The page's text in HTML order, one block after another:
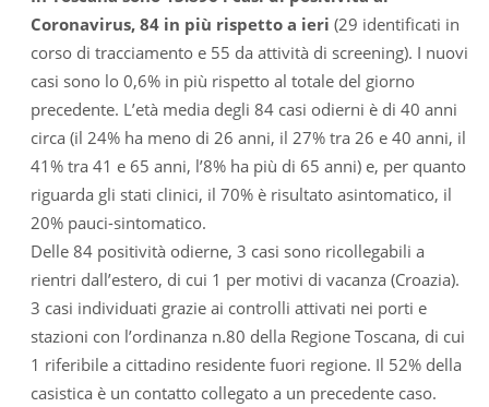
Coronavirus, 84 in più rispetto a ieri (29 identificati in
corso di tracciamento e 55 da attività di screening). I nuovi
casi sono lo 0,6% in più rispetto al totale del giorno
precedente. L’età media degli 84 casi odierni è di 40 anni
circa (il 24% ha meno di 26 anni, il 27% tra 26 e 40 anni, il
41% tra 41 e 65 anni, l’8% ha più di 65 anni) e, per quanto
riguarda gli stati clinici, il 70% è risultato asintomatico, il
20% pauci-sintomatico.
Delle 84 positività odierne, 3 casi sono ricollegabili a
rientri dall’estero, di cui 1 per motivi di vacanza (Croazia).
3 casi individuati grazie ai controlli attivati nei porti e
stazioni con l’ordinanza n.80 della Regione Toscana, di cui
1 riferibile a cittadino residente fuori regione. Il 52% della
casistica è un contatto collegato a un precedente caso.